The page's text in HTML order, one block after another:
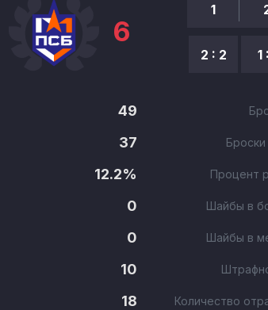
6
1
2 : 2 1
49
37
12.2%
Процент
0
Шайбы в
0
Шайбы в
10
18
Количество